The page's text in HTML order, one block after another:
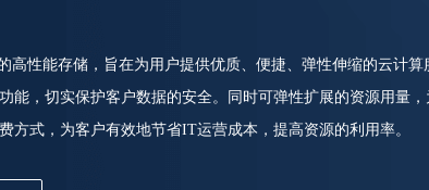
高性能存储，旨在为用户提供优质、便捷、弹性伸缩的云计算
能，切实保护客户数据的安全。同时可弹性扩展的资源用量
方式，为客户有效地节省IT运营成本，提高资源的利用率。